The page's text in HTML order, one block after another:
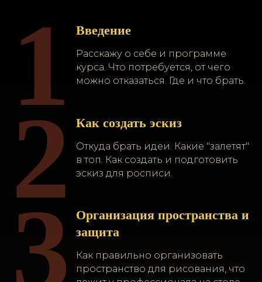
Введение
Расскажу о себе и программе
курса. Что потребуется, от чего
можно отказаться. Где и что брать.
1 Как создать эскиз
Откуда брать идеи. Какие "залетят"
в топ. Как создать и подготовить
эскиз для росписи.
2
Организация пространства и
защита
Как правильно организовать
пространство для рисования, что
3